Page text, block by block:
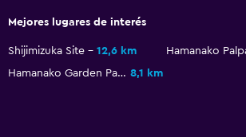
Mejores lugares de interés
Shijimizuka Site 12,6 km Hamanako
Hamanako Garden Park 8,1 km